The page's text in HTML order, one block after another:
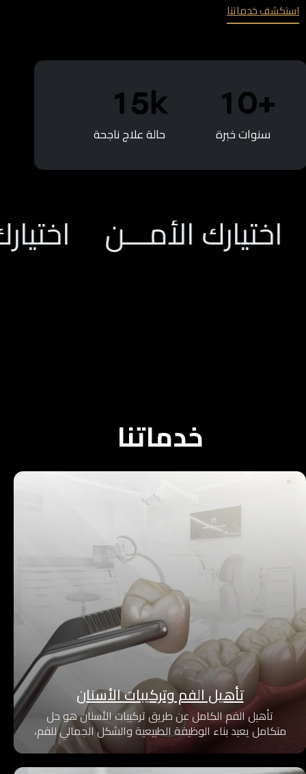
استكشف خدماتنا
10+
سنوات خبرة
15k
حالة علاج ناجحة
الأمـــن اختيارك
خدماتنا
تأهيل الفم وتركيبات الأسنان
تأهيل الفم الكامل عن طريق تركيبات الأسنان هو حل
متكامل يعيد بناء الوظيفة الطبيعية والشكل الجمالي للفم،
من خلال خطة علاج دقيقة ومخصصة لكل حالة، باستخدام